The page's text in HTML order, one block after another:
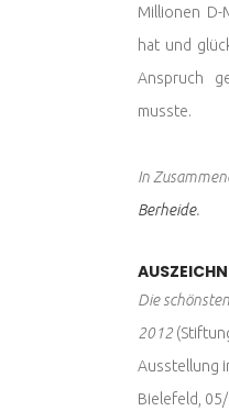
Millionen D-
hat und
Anspruch
musste.
In
Berheide.
Die
2012
Ausstellung
Bielefeld,